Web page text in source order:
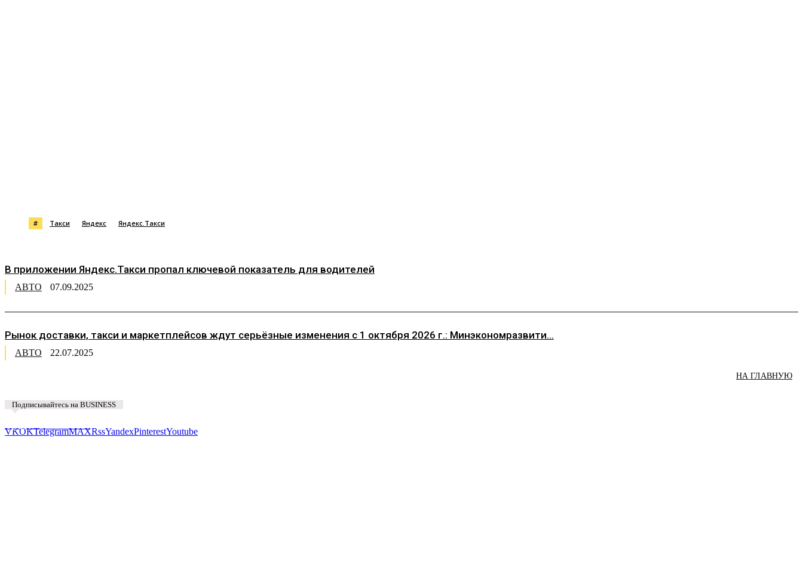
# Такси Яндекс Яндекс.Такси
В приложении Яндекс.Такси пропал ключевой показатель для водителей
АВТО 07.09.2025
Рынок доставки, такси и маркетплейсов ждут серьёзные изменения с 1 октября 2026 г.: Минэкономразвити...
АВТО 22.07.2025
НА ГЛАВНУЮ
Подписывайтесь на BUSINESS
VKOKTelegramMAXRssYandexPinterestYoutube